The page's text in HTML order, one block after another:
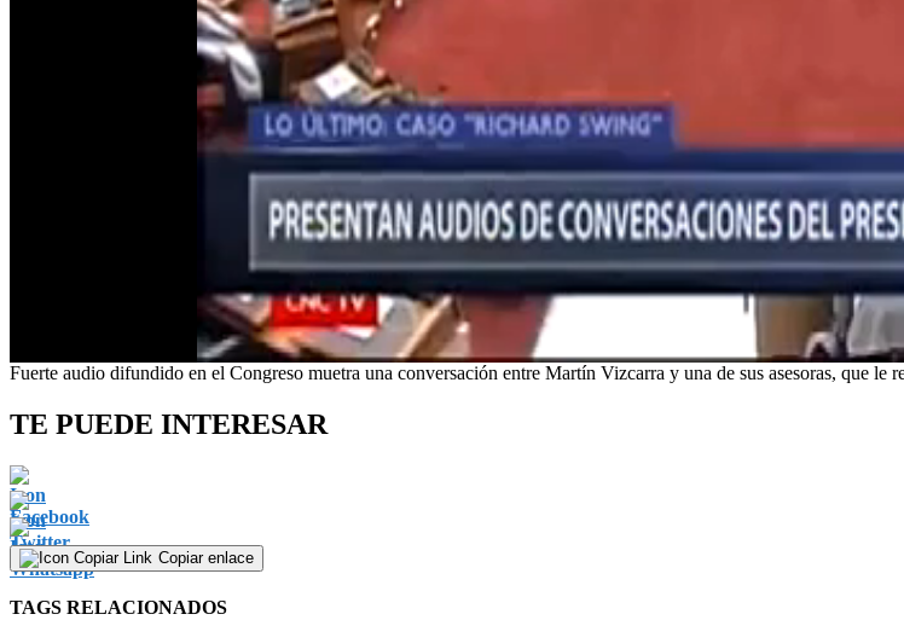
0
minutes,
seconds
0%
Fuerte audio difundido en el Congreso muetra una conversación entre Martín Vizcarra y una de sus asesoras, que le
TE PUEDE INTERESAR
Copiar enlace
TAGS RELACIONADOS